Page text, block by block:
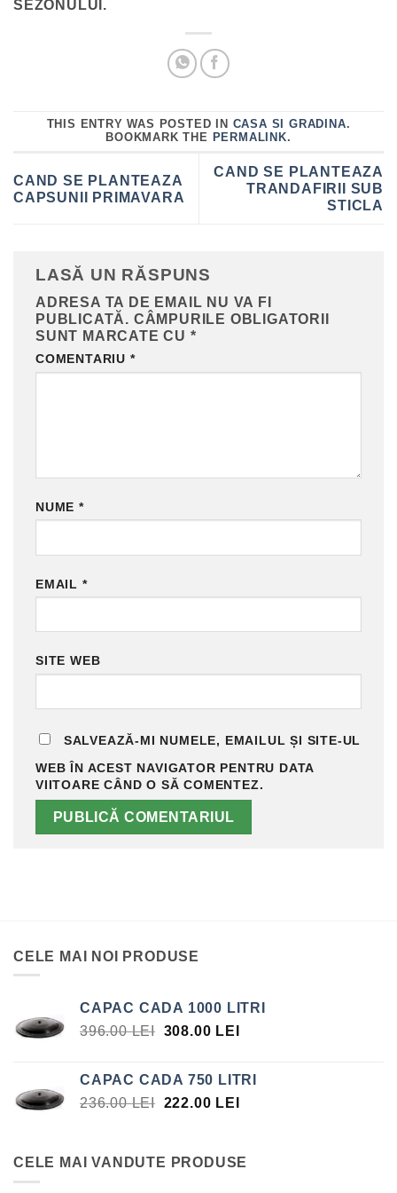
SEZONULUI.
THIS ENTRY WAS POSTED IN CASA SI GRADINA.
BOOKMARK THE PERMALINK.
CAND SE PLANTEAZA
CAPSUNII PRIMAVARA
CAND SE PLANTEAZA
TRANDAFIRII SUB
STICLA
LASĂ UN RĂSPUNS
ADRESA TA DE EMAIL NU VA FI
PUBLICATĂ. CÂMPURILE OBLIGATORII
SUNT MARCATE CU *
COMENTARIU *
NUME *
EMAIL *
SITE WEB
SALVEAZĂ-MI NUMELE, EMAILUL ȘI SITE-UL
WEB ÎN ACEST NAVIGATOR PENTRU DATA
VIITOARE CÂND O SĂ COMENTEZ.
CELE MAI NOI PRODUSE
CAPAC CADA 1000 LITRI
396.00LEI PREȚUL
FOST:
396.00 LEI.
308.00 LEI PREȚUL
308.00 LEI.
CAPAC CADA 750 LITRI
236.00LEI PREȚUL
FOST:
222.00 LEI PREȚUL
222.00 LEI.
CELE MAI VANDUTE PRODUSE